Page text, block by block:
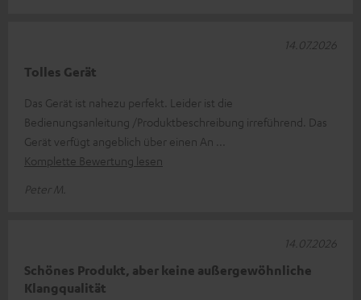
Tolles Gerät
Das Gerät ist nahezu perfekt. Leider ist die
Bedienungsanleitung /Produktbeschreibung irreführend. Das
Gerät verfügt angeblich über einen An
Komplette Bewertung lesen
Peter M.
14.07.2026
Schönes Produkt, aber keine außergewöhnliche
Klangqualität
14.07.2026